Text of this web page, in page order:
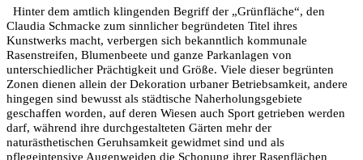
Hinter dem amtlich klingenden Begriff der „Grünfläche“, den
Claudia Schmacke zum sinnlicher begründeten Titel ihres
Kunstwerks macht, verbergen sich bekanntlich kommunale
Rasenstreifen, Blumenbeete und ganze Parkanlagen von
unterschiedlicher Prächtigkeit und Größe. Viele dieser begrünten
Zonen dienen allein der Dekoration urbaner Betriebsamkeit, andere
hingegen sind bewusst als städtische Naherholungsgebiete
geschaffen worden, auf deren Wiesen auch Sport getrieben werden
darf, während ihre durchgestalteten Gärten mehr der
naturästhetischen Geruhsamkeit gewidmet sind und als
pflegeintensive Augenweiden die Schonung ihrer Rasenflächen